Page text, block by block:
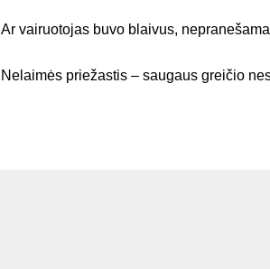
Ar vairuotojas buvo blaivus,
Nelaimės priežastis – saugaus greičio